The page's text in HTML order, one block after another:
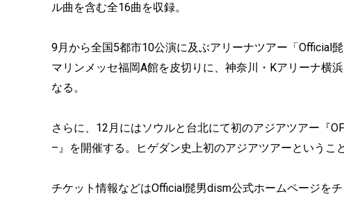
ル曲を含む全16曲を収録。
9月から全国5都市10公演に及ぶアリーナツアー「Official
マリンメッセ福岡A館を皮切りに、神奈川・Kアリーナ横
なる。
さらに、12月にはソウルと台北にて初のアジアツアー『
–』を開催する。ヒゲダン史上初のアジアツアーというこ
チケット情報などはOfficial髭男dism公式ホームページをチ